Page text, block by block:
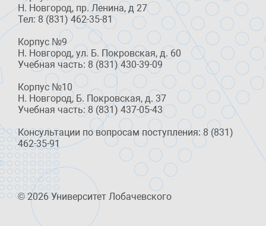
Н. Новгород, пр. Ленина, д 27
Тел: 8 (831) 462-35-81
Корпус №9
Н. Новгород, ул. Б. Покровская, д. 60
Учебная часть: 8 (831) 430-39-09
Корпус №10
Н. Новгород, Б. Покровская, д. 37
Учебная часть: 8 (831) 437-05-43
Консультации по вопросам поступления: 8 (831)
462-35-91
© 2026 Университет Лобачевского